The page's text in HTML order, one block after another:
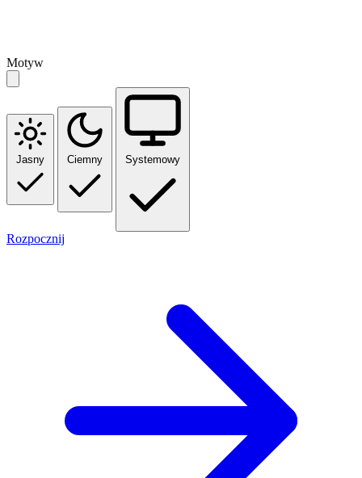
Motyw
Jasny Ciemny Systemowy
Rozpocznij